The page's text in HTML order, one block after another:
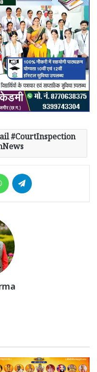
#CourtInspection
WhatsApp